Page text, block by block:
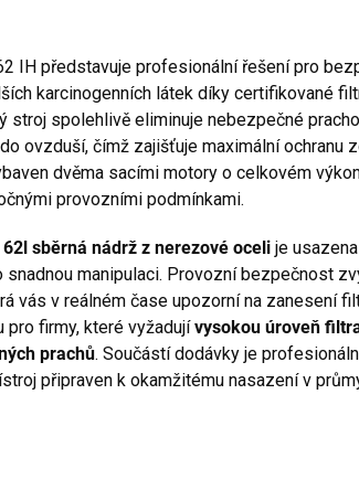
IH představuje profesionální řešení pro
karcinogenních látek díky certifikované
stroj spolehlivě eliminuje nebezpečné
ovzduší, čímž zajišťuje maximální ochranu
dvěma sacími motory o celkovém
provozními podmínkami.
sběrná nádrž z nerezové oceli je
snadnou manipulaci. Provozní bezpečnost
vás v reálném čase upozorní na zanesení
pro firmy, které vyžadujívysokou úroveň
prachů. Součástí dodávky je
připraven k okamžitému nasazení v